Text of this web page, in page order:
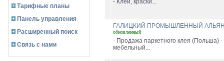
Тарифные планы
Панель управления
Расширенный поиск
Связь с нами
- Клеи, краски...
ГАЛИЦКИЙ ПРОМЫШЛЕННЫЙ
обновленный
- Продажа паркетного клея (Польша) -
мебельный...